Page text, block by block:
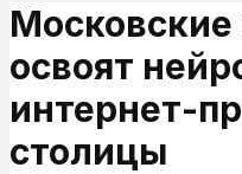
освоят
интернет-
столицы